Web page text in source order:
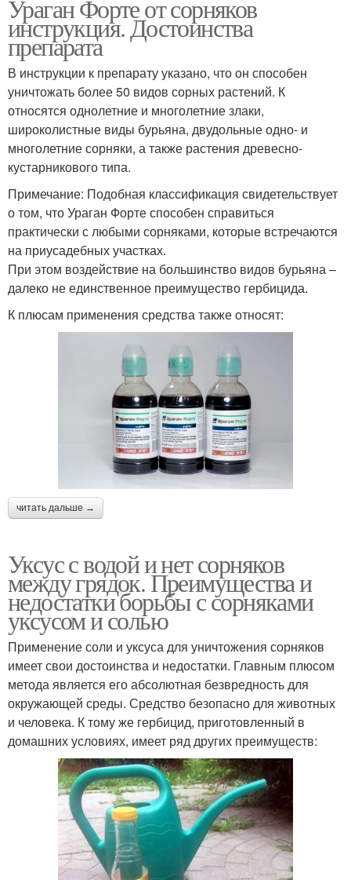
Ураган Форте от сорняков
инструкция. Достоинства
препарата
В инструкции к препарату указано, что он способен
уничтожать более 50 видов сорных растений. К
относятся однолетние и многолетние злаки,
широколистные виды бурьяна, двудольные одно- и
многолетние сорняки, а также растения древесно-
кустарникового типа.
Примечание: Подобная классификация свидетельствует
о том, что Ураган Форте способен справиться
практически с любыми сорняками, которые встречаются
на приусадебных участках.
При этом воздействие на большинство видов бурьяна –
далеко не единственное преимущество гербицида.
К плюсам применения средства также относят:
читать дальше →
Уксус с водой и нет сорняков
между грядок. Преимущества и
недостатки борьбы с сорняками
уксусом и солью
Применение соли и уксуса для уничтожения сорняков
имеет свои достоинства и недостатки. Главным плюсом
метода является его абсолютная безвредность для
окружающей среды. Средство безопасно для животных
и человека. К тому же гербицид, приготовленный в
домашних условиях, имеет ряд других преимуществ: